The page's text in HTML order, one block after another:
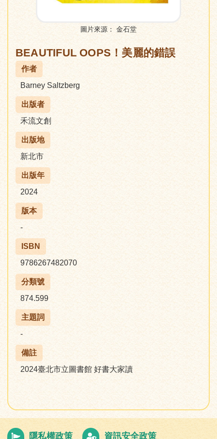
圖片來源： 金石堂
BEAUTIFUL OOPS！美麗的錯誤
作者
Barney Saltzberg
出版者
禾流文創
出版地
新北市
出版年
2024
版本
-
ISBN
9786267482070
分類號
874.599
主題詞
-
備註
2024臺北市立圖書館 好書大家讀
隱私權政策 資訊安全政策